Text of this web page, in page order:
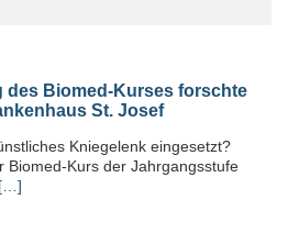
des Biomed-Kurses forschte
St. Josef
Kniegelenk eingesetzt?
Biomed-Kurs der Jahrgangsstufe
[…]